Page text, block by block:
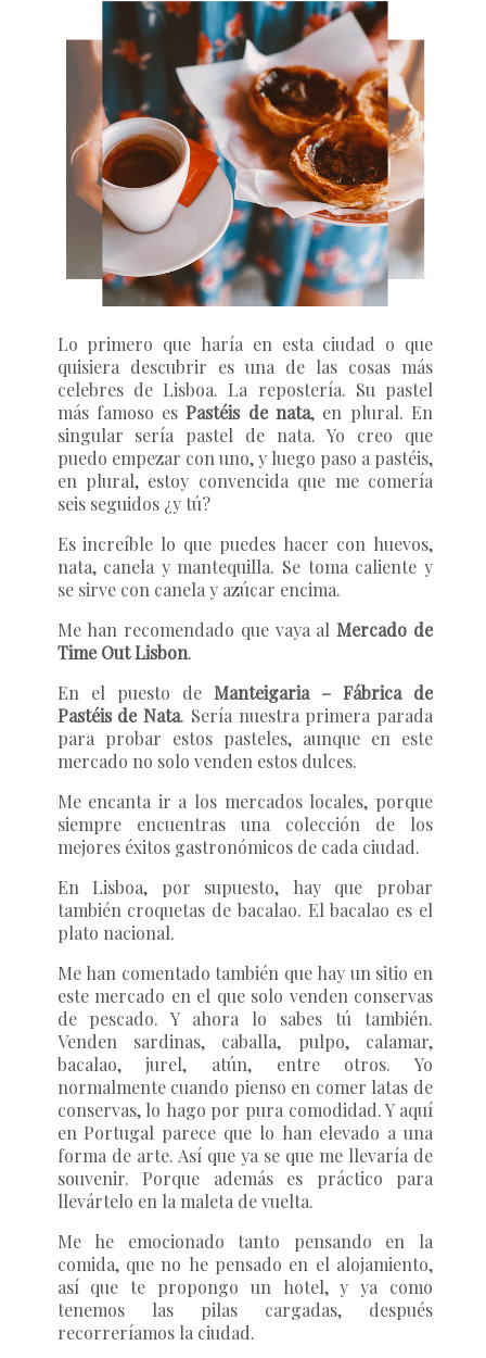
Lo primero que haría en esta ciudad o que
quisiera descubrir es una de las cosas más
celebres de Lisboa. La repostería. Su pastel
más famoso esPastéis de nata, en plural. En
singular sería pastel de nata. Yo creo que
puedo empezar con uno, y luego paso a pastéis,
en plural, estoy convencida que me comería
seis seguidos ¿y tú?
Es increíble lo que puedes hacer con huevos,
nata, canela y mantequilla. Se toma caliente y
se sirve con canela y azúcar encima.
Me han recomendado que vaya alMercado de
Time Out Lisbon.
En el puesto de Manteigaria – Fábrica de
Pastéis de Nata. Sería nuestra primera parada
para probar estos pasteles, aunque en este
mercado no solo venden estos dulces.
Me encanta ir a los mercados locales, porque
siempre encuentras una colección de los
mejores éxitos gastronómicos de cada ciudad.
En Lisboa, por supuesto, hay que probar
también croquetas de bacalao. El bacalao es el
plato nacional.
Me han comentado también que hay un sitio en
este mercado en el que solo venden conservas
de pescado. Y ahora lo sabes tú también.
Venden sardinas, caballa, pulpo, calamar,
bacalao, jurel, atún, entre otros. Yo
normalmente cuando pienso en comer latas de
conservas, lo hago por pura comodidad. Y aquí
en Portugal parece que lo han elevado a una
forma de arte. Así que ya se que me llevaría de
souvenir. Porque además es práctico para
llevártelo en la maleta de vuelta.
Me he emocionado tanto pensando en la
comida, que no he pensado en el alojamiento,
así que te propongo un hotel, y ya como
tenemos las pilas cargadas, después
recorreríamos la ciudad.